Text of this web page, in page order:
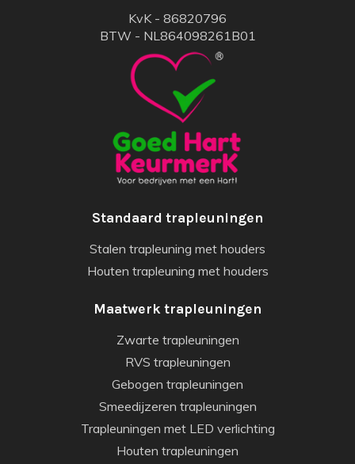
KvK - 86820796
BTW - NL864098261B01
Standaard trapleuningen
Stalen trapleuning met houders
Houten trapleuning met houders
Maatwerk trapleuningen
Zwarte trapleuningen
RVS trapleuningen
Gebogen trapleuningen
Smeedijzeren trapleuningen
Trapleuningen met LED verlichting
Houten trapleuningen